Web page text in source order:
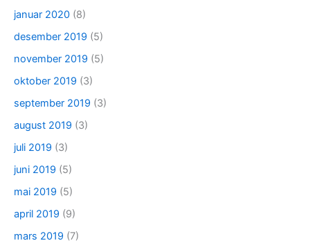
januar 2020 (8)
desember 2019 (5)
november 2019 (5)
oktober 2019 (3)
september 2019 (3)
august 2019 (3)
juli 2019 (3)
juni 2019 (5)
mai 2019 (5)
april 2019 (9)
mars 2019 (7)